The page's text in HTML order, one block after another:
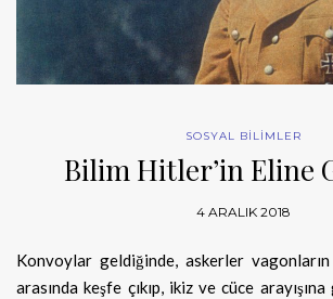
SOSYAL BİLİMLER
Bilim Hitler’in Eline
4 ARALIK 2018
Konvoylar geldiğinde, askerler vagonların
arasında keşfe çıkıp, ikiz ve cüce